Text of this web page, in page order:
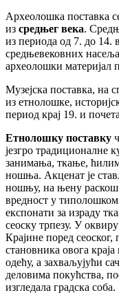
Археолошка поставка
из средњег века.
из периода од 7. до 14.
средњевековних
археолошки материјал
Музејска поставка, на
из етнолошке,
период крај 19. и
Етнолошку поставку
језгро традиционалне
занимања, ткање,
ношњa. Акценат је
ношњу, на њену раскош
вредност у
експонати за израду
сеоску трпезу. У
Крајине поред
становника овога
одећу, а захваљујући
деловима покућства,
изгледала градска соба.